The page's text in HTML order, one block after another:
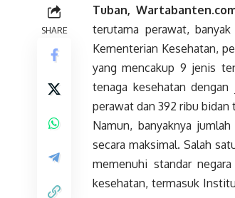
SHARE
Tuban,
terutama perawat,
Kementerian Kesehatan,
yang mencakup 9 jenis
tenaga kesehatan
perawat dan 392 ribu bidan
Namun, banyaknya
secara maksimal. Salah
memenuhi standar
kesehatan, termasuk